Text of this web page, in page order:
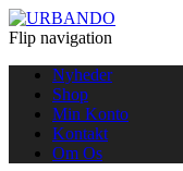
Flip navigation
Nyheder
Shop
Min Konto
Kontakt
Om Os